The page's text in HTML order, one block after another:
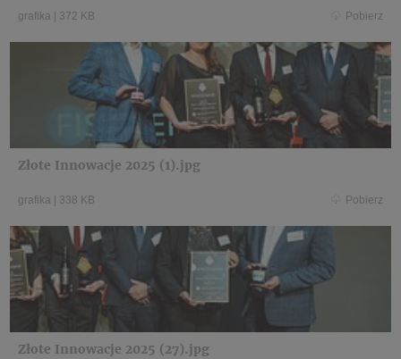
grafika 372 KB Pobierz
Złote Innowacje 2025 (1).jpg
grafika 338 KB Pobierz
Złote Innowacje 2025 (27).jpg